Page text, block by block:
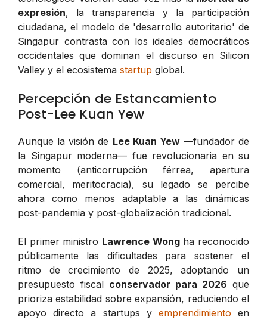
expresión, la transparencia y la participación
ciudadana, el modelo de 'desarrollo autoritario' de
Singapur contrasta con los ideales democráticos
occidentales que dominan el discurso en Silicon
Valley y el ecosistema startup global.
Percepción de Estancamiento
Post-Lee Kuan Yew
Aunque la visión de Lee Kuan Yew—fundador de
la Singapur moderna— fue revolucionaria en su
momento (anticorrupción férrea, apertura
comercial, meritocracia), su legado se percibe
ahora como menos adaptable a las dinámicas
post-pandemia y post-globalización tradicional.
El primer ministro Lawrence Wongha reconocido
públicamente las dificultades para sostener el
ritmo de crecimiento de 2025, adoptando un
presupuesto fiscal conservador para 2026 que
prioriza estabilidad sobre expansión, reduciendo el
apoyo directo a startups y emprendimiento en